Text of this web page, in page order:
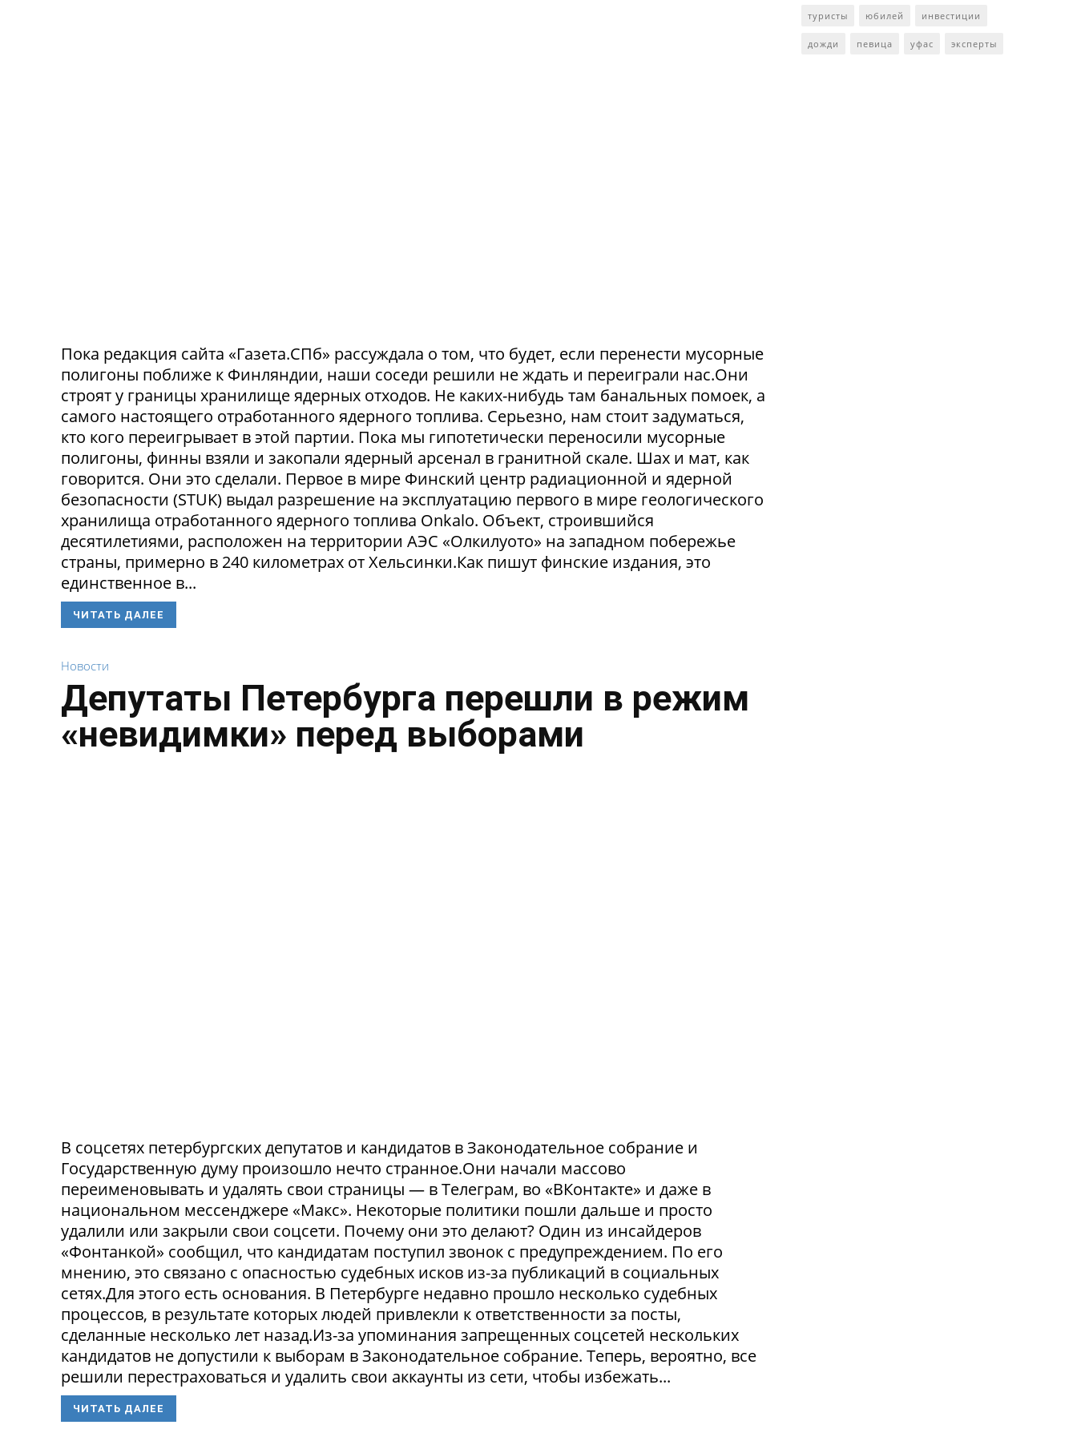
Пока редакция сайта «Газета.СПб» рассуждала о том, что будет, если перенести мусорные
полигоны поближе к Финляндии, наши соседи решили не ждать и переиграли нас.Они
строят у границы хранилище ядерных отходов. Не каких-нибудь там банальных помоек, а
самого настоящего отработанного ядерного топлива. Серьезно, нам стоит задуматься,
кто кого переигрывает в этой партии. Пока мы гипотетически переносили мусорные
полигоны, финны взяли и закопали ядерный арсенал в гранитной скале. Шах и мат, как
говорится. Они это сделали. Первое в мире Финский центр радиационной и ядерной
безопасности (STUK) выдал разрешение на эксплуатацию первого в мире геологического
хранилища отработанного ядерного топлива Onkalo. Объект, строившийся
десятилетиями, расположен на территории АЭС «Олкилуото» на западном побережье
страны, примерно в 240 километрах от Хельсинки.Как пишут финские издания, это
единственное в...
ЧИТАТЬ ДАЛЕЕ
Новости
Депутаты Петербурга перешли в режим
«невидимки» перед выборами
В соцсетях петербургских депутатов и кандидатов в Законодательное собрание и
Государственную думу произошло нечто странное.Они начали массово
переименовывать и удалять свои страницы — в Телеграм, во «ВКонтакте» и даже в
национальном мессенджере «Макс». Некоторые политики пошли дальше и просто
удалили или закрыли свои соцсети. Почему они это делают? Один из инсайдеров
«Фонтанкой» сообщил, что кандидатам поступил звонок с предупреждением. По его
мнению, это связано с опасностью судебных исков из-за публикаций в социальных
сетях.Для этого есть основания. В Петербурге недавно прошло несколько судебных
процессов, в результате которых людей привлекли к ответственности за посты,
сделанные несколько лет назад.Из-за упоминания запрещенных соцсетей нескольких
кандидатов не допустили к выборам в Законодательное собрание. Теперь, вероятно, все
решили перестраховаться и удалить свои аккаунты из сети, чтобы избежать...
ЧИТАТЬ ДАЛЕЕ
туристы юбилей инвестиции
дожди певица уфас эксперты